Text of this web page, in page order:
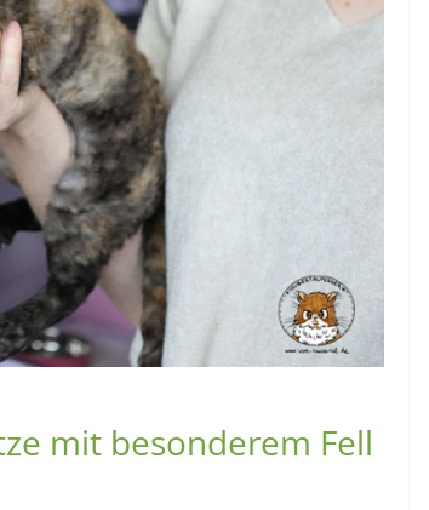
mit besonderem Fell